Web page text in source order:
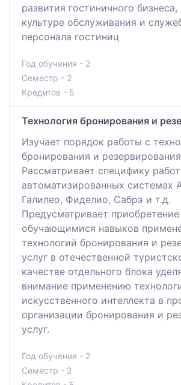
развития гостиничного
культуре обслуживания и
персонала гостиниц
Год обучения - 2
Семестр - 2
Кредитов - 5
Технология бронирования и
Изучает порядок работы с
бронирования и
Рассматривает специфику
автоматизированных системах
Галилео, Фиделио, Сабрэ и т.д.
Предусматривает приобретение
обучающимися навыков
технологий бронирования и
услуг в отечественной
качестве отдельного блока
внимание применению
искусственного интеллекта в
организации бронирования и
услуг.
Год обучения - 2
Семестр - 2